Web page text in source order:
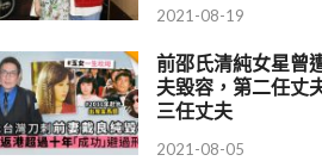
2021-08-19
前邵氏清純女星曾
夫毀容，第二任丈
三任丈夫
2021-08-05